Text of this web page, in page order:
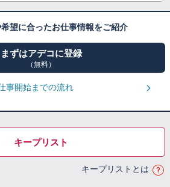
望に合ったお仕事情報をご紹介
まずはアデコに登録
（無料）
事開始までの流れ
キープリスト
キープリストとは